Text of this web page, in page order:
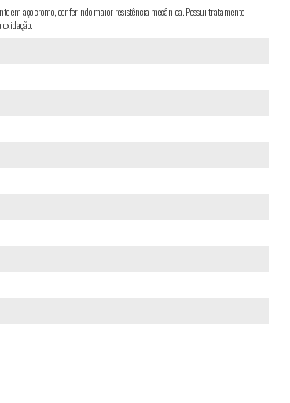
em aço cromo, conferindo maior resistência mecânica. Possui tratamento